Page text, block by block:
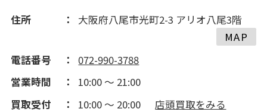
住所
大阪府八尾市光町2-3 アリオ八尾3階
MAP
電話番号
072-990-3788
営業時間
10:00 ～ 21:00
買取受付
10:00 ～ 20:00
店頭買取をみる